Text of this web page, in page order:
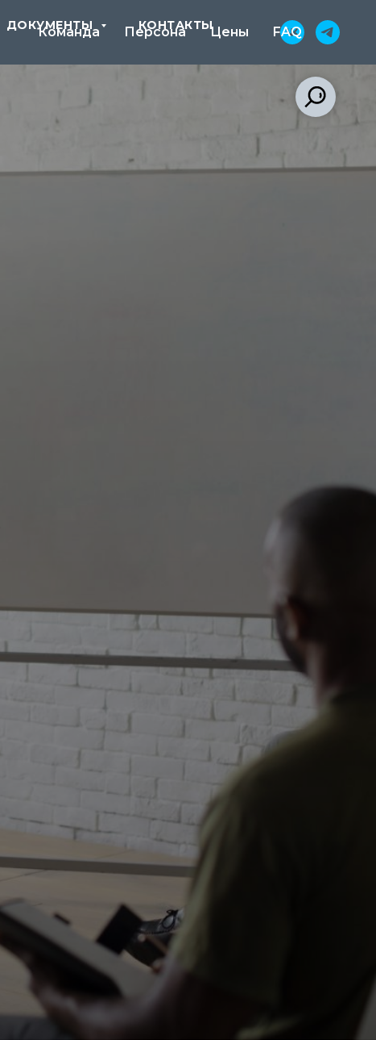
ДОКУМЕНТЫ
КОНТАКТЫ
Команда Персона Цены FAQ